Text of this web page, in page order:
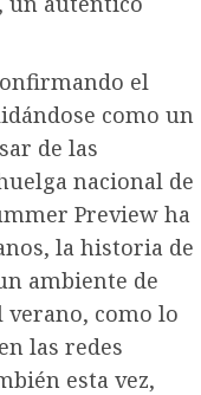
el
como un
de las
nacional de
Preview ha
la historia de
ambiente de
verano, como lo
las redes
esta vez,